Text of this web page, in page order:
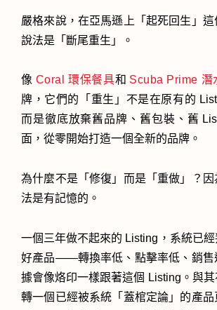
嚴格來說，在亞馬遜上「起死回生」
說法是「斷尾重生」。
像 Coral 環保餐具和 Scuba Prime 潛
牌，它們的「重生」不是在原有的
而是徹底放棄舊品牌、舊包裝、舊
面，從零開始打造一個全新的品牌。
為什麼不是「修復」而是「重做」？
法是有記憶的。
一個三年做不起來的 Listing，系統已
好產品——轉換率低、點擊率低、銷售
據會像烙印一樣跟著這個 Listing。與
轉一個已經被系統「蓋棺定論」的產